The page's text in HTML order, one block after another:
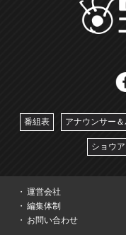
番組表 アナウンサー
ショウ
運営会社
編集体制
お問い合わせ